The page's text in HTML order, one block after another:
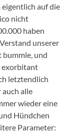
auf die
nicht
haben
unserer
bummle, und
exorbitant
letztendlich
alle
wieder eine
Hündchen
Parameter: